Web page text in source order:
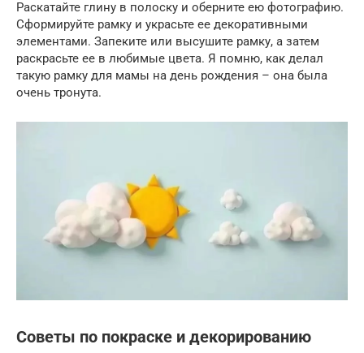
Раскатайте глину в полоску и оберните ею фотографию.
Сформируйте рамку и украсьте ее декоративными
элементами. Запеките или высушите рамку, а затем
раскрасьте ее в любимые цвета. Я помню, как делал
такую рамку для мамы на день рождения – она была
очень тронута.
Советы по покраске и декорированию